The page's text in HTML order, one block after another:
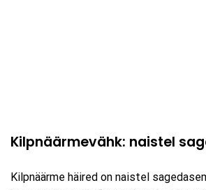
Kilpnäärmevähk: naistel
Kilpnäärme häired on naistel